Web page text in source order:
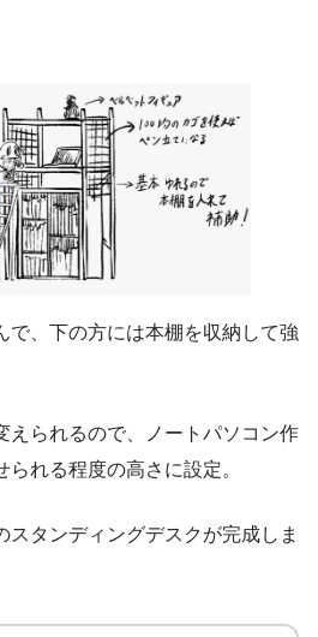
で、下の方には本棚を収納して強
えられるので、ノートパソコン作
れる程度の高さに設定。
スタンディングデスクが完成しま